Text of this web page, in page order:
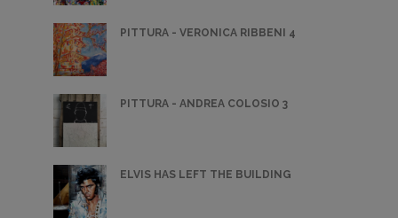
PITTURA - VERONICA RIBBENI 4
PITTURA - ANDREA COLOSIO 3
ELVIS HAS LEFT THE BUILDING